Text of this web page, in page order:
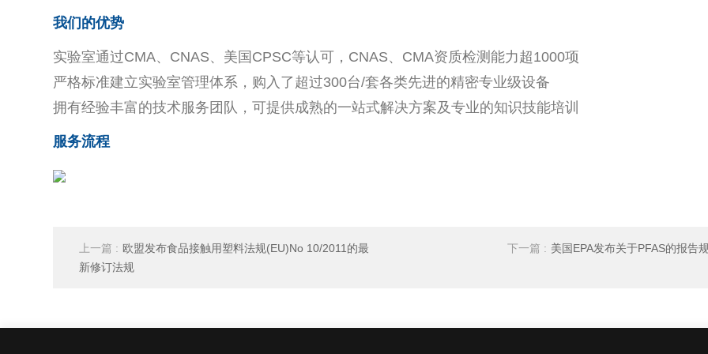
我们的优势
实验室通过CMA、 CNAS、美国 CPSC等认可， CNAS、 CMA资质检测能力超1000项
严格标准建立实验室管理体系，购入了超过300台/套各类先进的精密专业级设备
拥有经验丰富的技术服务团队，可提供成熟的一站式解决方案及专业的知识技能培训
服务流程
上一篇 : 欧盟发布食品接触用塑料法规(EU)No 10/2011的最
新修订法规
下一篇 : 美国EPA发布关于PFAS的报告